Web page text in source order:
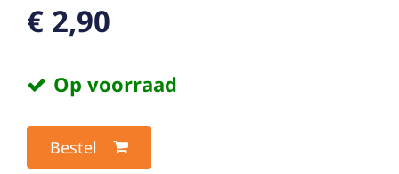
€ 2,90
Op voorraad
Bestel